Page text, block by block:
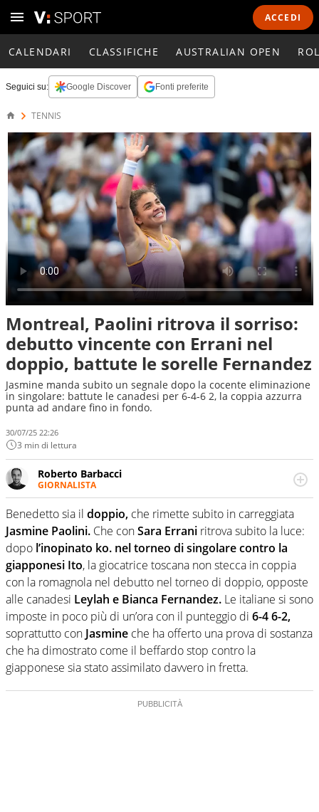
ACCEDI
CALENDARI CLASSIFICHE AUSTRALIAN OPEN
Seguici su: Google Discover Fonti preferite
TENNIS
Montreal, Paolini ritrova il sorriso:
debutto vincente con Errani nel
doppio, battute le sorelle Fernandez
Jasmine manda subito un segnale dopo la cocente eliminazione
in singolare: battute le canadesi per 6-4-6 2, la coppia azzurra
punta ad andare fino in fondo.
30/07/25 22:26
3 min di lettura
Roberto Barbacci
GIORNALISTA
Giornalista (pubblicista) sportivo a tutto campo, è il
tuttologo di Virgilio Sport. Provate a chiedergli di boxe, di
scherma, di volley o di curling: ve ne farà innamorare
Benedetto sia il doppio, che rimette subito in carreggiata
Jasmine Paolini. Che conSara Errani ritrova subito la luce:
dopo l’inopinato ko. nel torneo di singolare contro la
giapponesi Ito, la giocatrice toscana non stecca in coppia
con la romagnola nel debutto nel torneo di doppio, opposte
alle canadesi Leylah e Bianca Fernandez. Le italiane si sono
imposte in poco più di un’ora con il punteggio di 6-4 6-2,
soprattutto con Jasmine che ha offerto una prova di sostanza
che ha dimostrato come il beffardo stop contro la
giapponese sia stato assimilato davvero in fretta.